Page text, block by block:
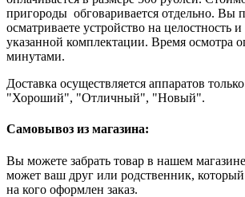
пригороды обговаривается отдельно. Вы
осматриваете устройство на целостность и
указанной комплектации. Время осмотра
минутами.
Доставка осуществляется аппаратов
"Хороший", "Отличный", "Новый".
Самовывоз из магазина:
Вы можете забрать товар в нашем
может ваш друг или родственник,
на кого оформлен заказ.